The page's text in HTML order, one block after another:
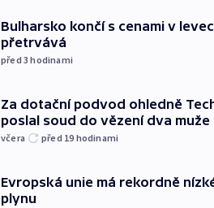
Bulharsko končí s cenami v
přetrvává
před 3hodinami
Za dotační podvod ohledně
poslal soud do vězení dva muže
včera před 19 hodinami
Evropská unie má rekordně
plynu